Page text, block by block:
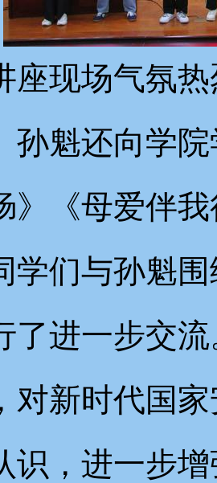
座现场气氛
孙魁还向学
》《母爱伴
学们与孙魁
了进一步交
对新时代国
识，进一步